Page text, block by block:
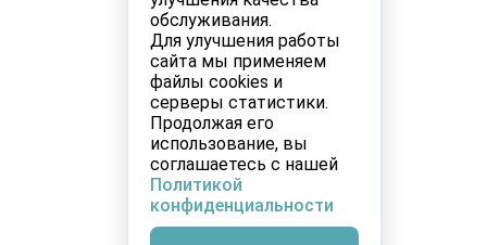
обслуживания.
Для улучшения работы
сайта мы применяем
файлы cookies и
серверы статистики.
Продолжая его
использование, вы
соглашаетесь с нашей
Политикой
конфиденциальности